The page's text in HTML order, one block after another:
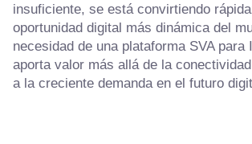
insuficiente, se está convirtiendo
oportunidad digital más dinámica del
necesidad de una plataforma SVA para
aporta valor más allá de la
a la creciente demanda en el futuro